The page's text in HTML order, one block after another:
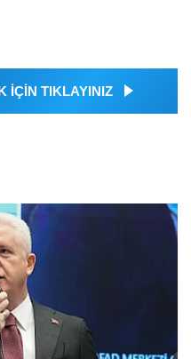
İÇİN TIKLAYINIZ